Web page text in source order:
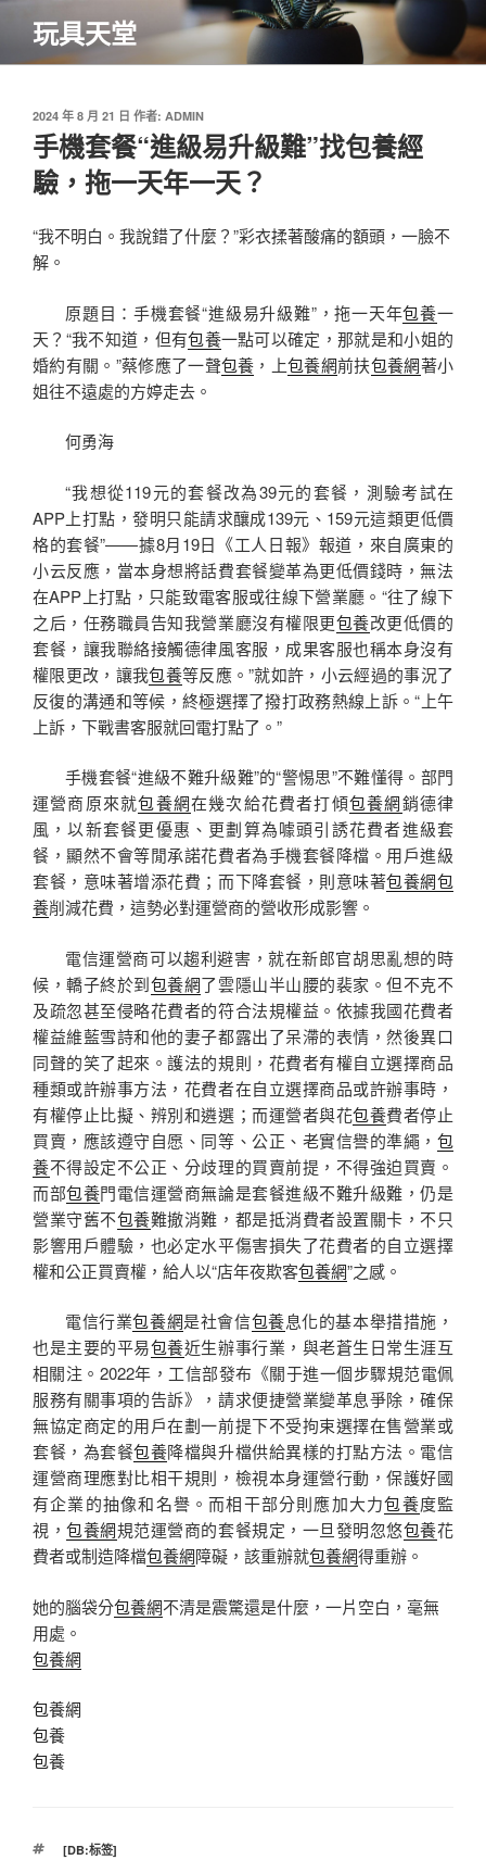
主
玩具天堂
發
佈
於
2024 年 8 月 21 日 作者: ADMIN
手機套餐“進級易升級難”找包養經
驗，拖一天年一天？
“我不明白。我說錯了什麼？”彩衣揉著酸痛的額頭，一臉不
解。
原題目：手機套餐“進級易升級難”，拖一天年包養一
天？“我不知道，但有包養一點可以確定，那就是和小姐的
婚約有關。”蔡修應了一聲包養 ，上包養網前扶包養網著小
姐往不遠處的方婷走去。
何勇海
“我想從119元的套餐改為39元的套餐，測驗考試在
APP上打點，發明只能請求釀成139元、159元這類更低價
格的套餐”——據8月19日《工人日報》報道，來自廣東的
小云反應，當本身想將話費套餐變革為更低價錢時，無法
在APP上打點，只能致電客服或往線下營業廳。“往了線下
之后，任務職員告知我營業廳沒有權限更包養改更低價的
套餐，讓我聯絡接觸德律風客服，成果客服也稱本身沒有
權限更改，讓我包養等反應。”就如許，小云經過的事況了
反復的溝通和等候，終極選擇了撥打政務熱線上訴。“上午
上訴，下戰書客服就回電打點了。”
手機套餐“進級不難升級難”的“警惕思”不難懂得。部門
運營商原來就包養網在幾次給花費者打傾包養網銷德律
風，以新套餐更優惠、更劃算為噱頭引誘花費者進級套
餐，顯然不會等閒承諾花費者為手機套餐降檔。用戶進級
套餐，意味著增添花費；而下降套餐，則意味著包養網包
養削減花費，這勢必對運營商的營收形成影響。
電信運營商可以趨利避害，就在新郎官胡思亂想的時
候，轎子終於到包養網了雲隱山半山腰的裴家。但不克不
及疏忽甚至侵略花費者的符合法規權益。依據我國花費者
權益維藍雪詩和他的妻子都露出了呆滯的表情，然後異口
同聲的笑了起來。護法的規則，花費者有權自立選擇商品
種類或許辦事方法，花費者在自立選擇商品或許辦事時，
有權停止比擬、辨別和遴選；而運營者與花包養費者停止
買賣，應該遵守自愿、同等、公正、老實信譽的準繩， 包
養不得設定不公正、分歧理的買賣前提，不得強迫買賣。
而部包養門電信運營商無論是套餐進級不難升級難，仍是
營業守舊不包養難撤消難，都是抵消費者設置關卡，不只
影響用戶體驗，也必定水平傷害損失了花費者的自立選擇
權和公正買賣權，給人以“店年夜欺客包養網”之感。
電信行業包養網是社會信包養息化的基本舉措措施，
也是主要的平易包養近生辦事行業，與老蒼生日常生涯互
相關注。2022年，工信部發布《關于進一個步驟規范電佩
服務有關事項的告訴》，請求便捷營業變革息爭除，確保
無協定商定的用戶在劃一前提下不受拘束選擇在售營業或
套餐，為套餐包養降檔與升檔供給異樣的打點方法。電信
運營商理應對比相干規則，檢視本身運營行動，保護好國
有企業的抽像和名譽。而相干部分則應加大力包養度監
視，包養網規范運營商的套餐規定，一旦發明忽悠包養花
費者或制造降檔包養網障礙，該重辦就包養網得重辦。
她的腦袋分包養網不清是震驚還是什麼，一片空白，毫無
用處。
包養網
包養網
包養
包養
標
[DB:标签]